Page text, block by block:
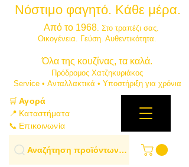
Νόστιμο φαγητό. Κάθε μέρα.
Από το 1968. Στο τραπέζι σας.
​Οικογένεια. Γεύση. Αυθεντικότητα.
​Όλα της κουζίνας, τα καλά.
Πρόδρομος Χατζηκυριάκος
​Service • Ανταλλακτικά • Υποστήριξη για χρόνια
🛒Αγορά
📍 Καταστήματα
📞 Επικοινωνία
Αναζήτηση προϊόντων…